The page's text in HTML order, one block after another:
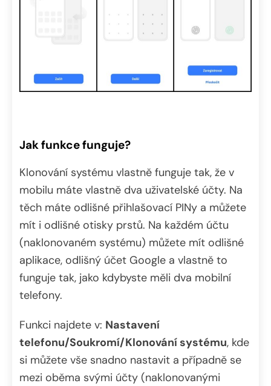
Jak funkce funguje?
Klonování systému vlastně funguje tak, že v
mobilu máte vlastně dva uživatelské účty. Na
těch máte odlišné přihlašovací PINy a můžete
mít i odlišné otisky prstů. Na každém účtu
(naklonovaném systému) můžete mít odlišné
aplikace, odlišný účet Google a vlastně to
funguje tak, jako kdybyste měli dva mobilní
telefony.
Funkci najdete v: Nastavení
telefonu/Soukromí/Klonování systému, kde
si můžete vše snadno nastavit a případně se
mezi oběma svými účty (naklonovanými